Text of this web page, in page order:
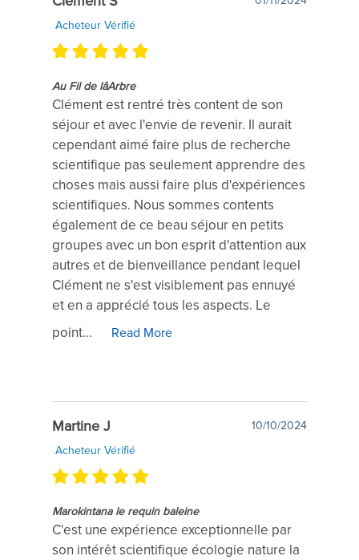
Acheteur Vérifié
Au Fil de lâArbre
Clément est rentré très content de son
séjour et avec l'envie de revenir. Il aurait
cependant aimé faire plus de recherche
scientifique pas seulement apprendre des
choses mais aussi faire plus d'expériences
scientifiques. Nous sommes contents
également de ce beau séjour en petits
groupes avec un bon esprit d'attention aux
autres et de bienveillance pendant lequel
Clément ne s'est visiblement pas ennuyé
et en a apprécié tous les aspects. Le
point...
Read More
Martine J
10/10/2024
Acheteur Vérifié
Marokintana le requin baleine
C'est une expérience exceptionnelle par
son intérêt scientifique écologie nature la